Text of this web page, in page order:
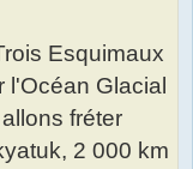
Esquimaux
l'Océan Glacial
fréter
2 000 km